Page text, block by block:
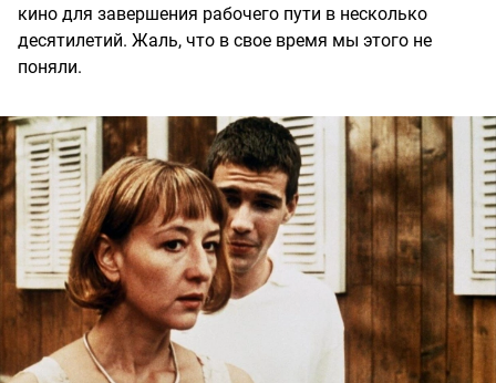
кино для завершения рабочего пути в несколько
десятилетий. Жаль, что в свое время мы этого не
поняли.